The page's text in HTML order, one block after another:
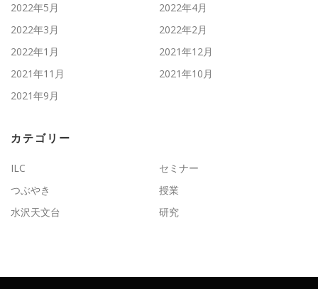
2022年5月
2022年4月
2022年3月
2022年2月
2022年1月
2021年12月
2021年11月
2021年10月
2021年9月
カテゴリー
ILC
セミナー
つぶやき
授業
水沢天文台
研究